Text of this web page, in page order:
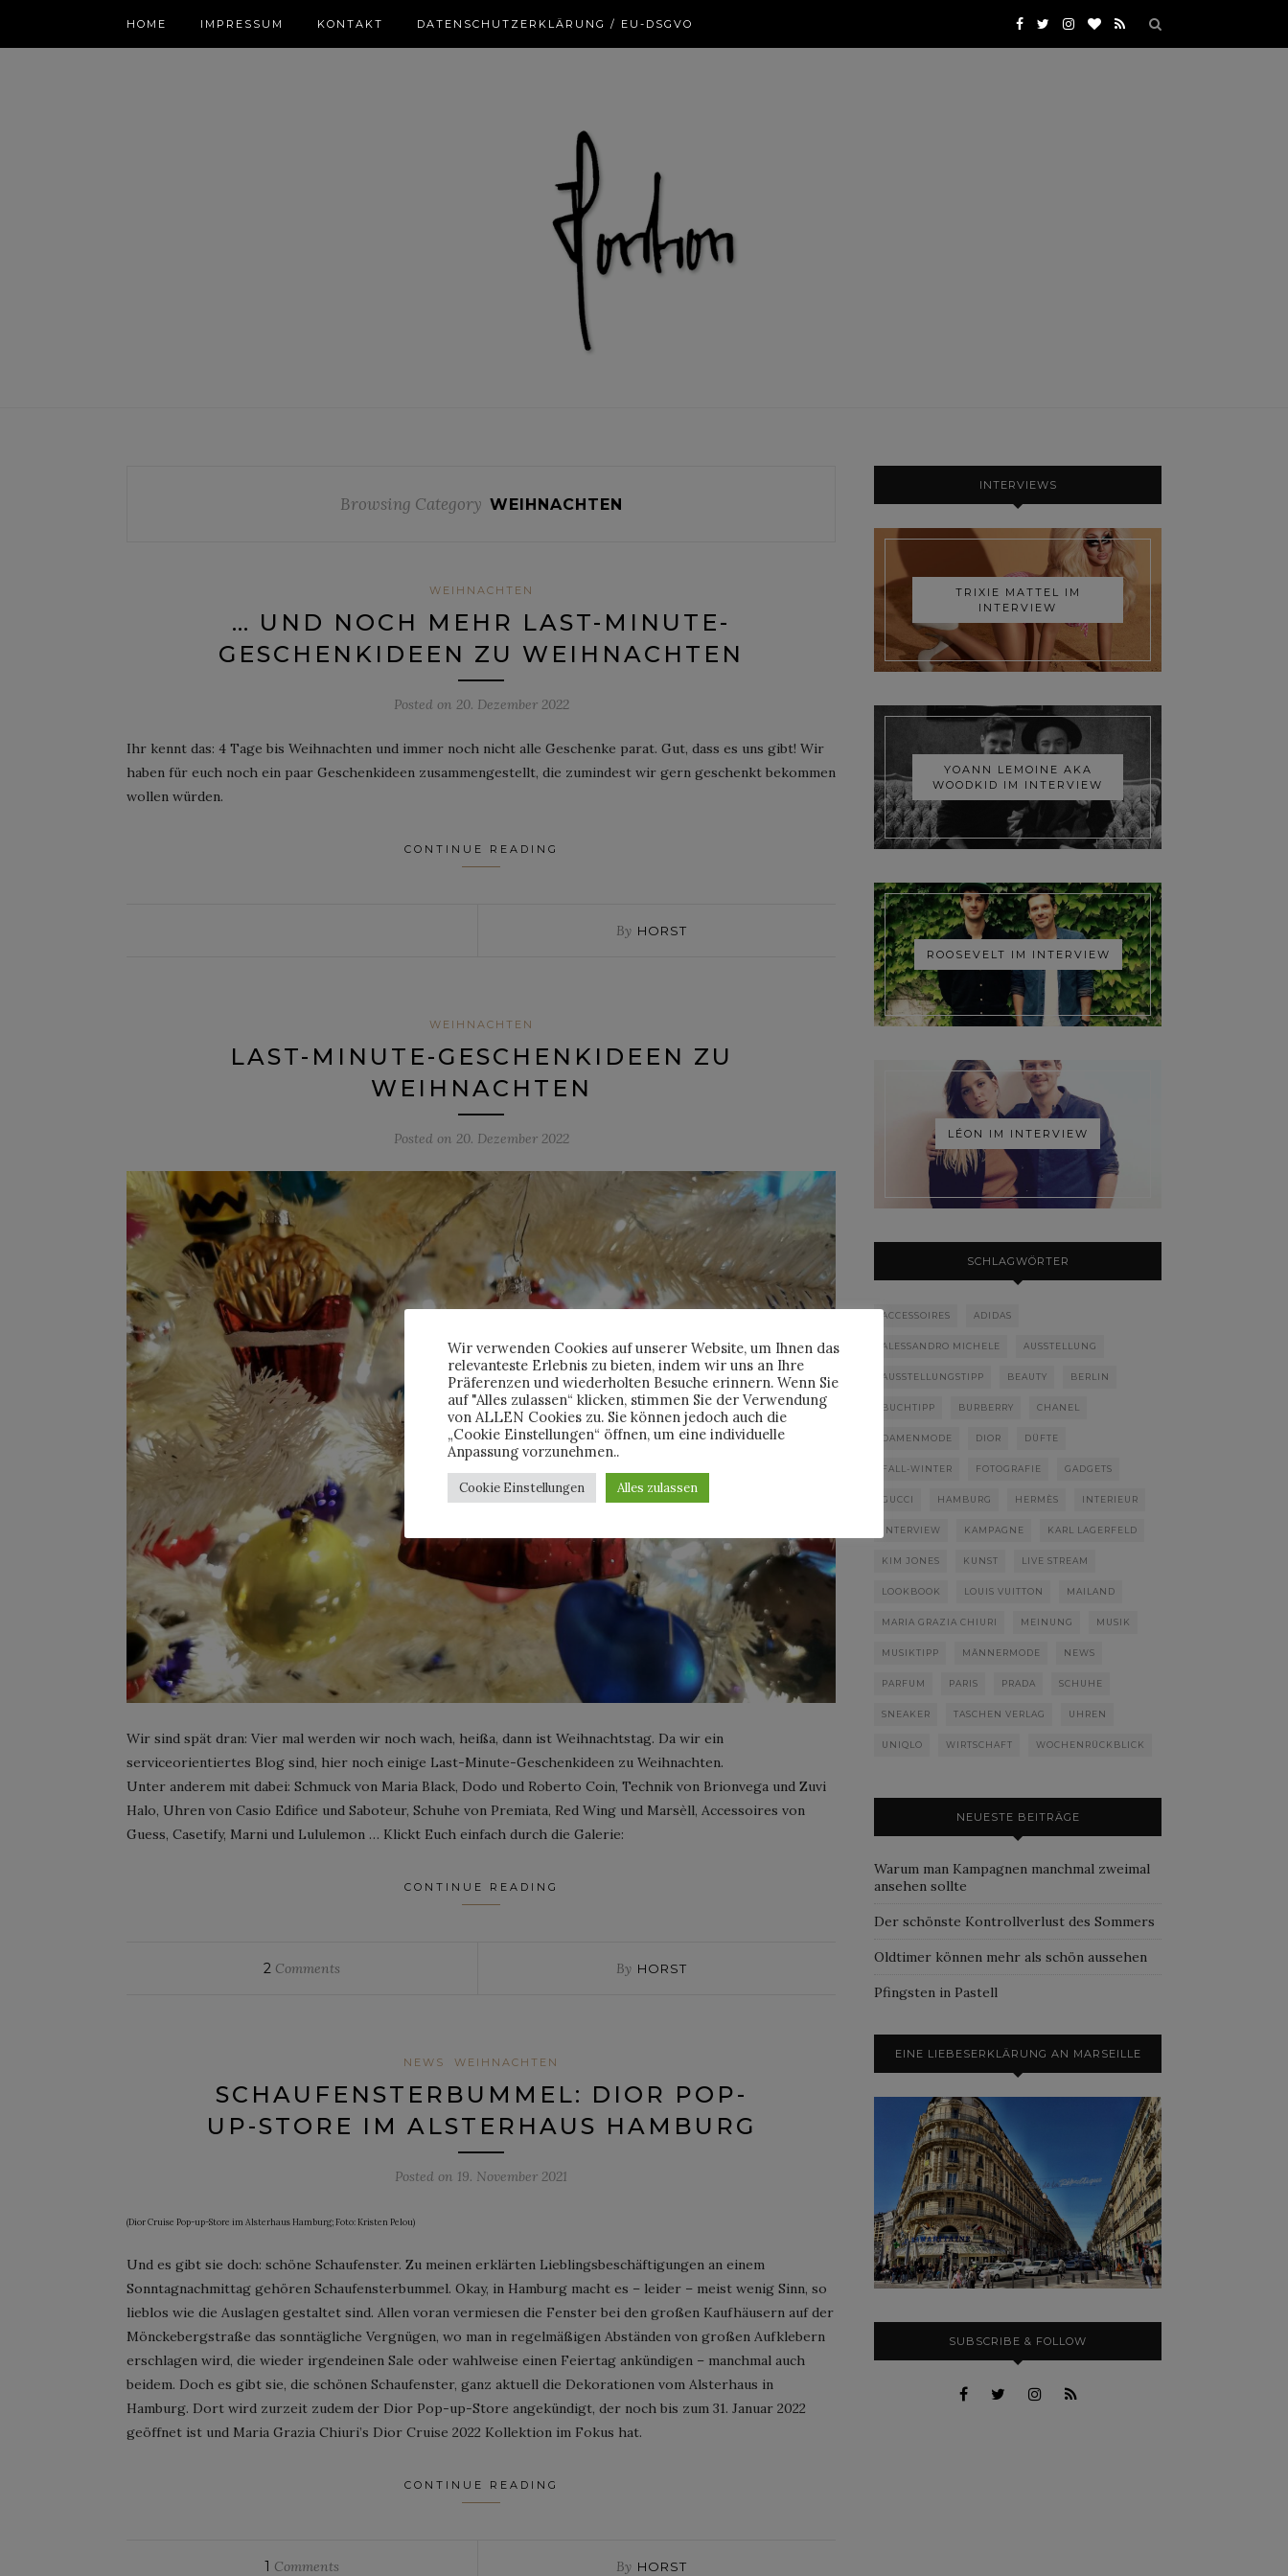
HOME IMPRESSUM KONTAKT DATENSCHUTZERKLÄRUNG / EU-DSGVO
Browsing Category WEIHNACHTEN
WEIHNACHTEN
… UND NOCH MEHR LAST-MINUTE-
GESCHENKIDEEN ZU WEIHNACHTEN
Posted on 20. Dezember 2022
Ihr kennt das: 4 Tage bis Weihnachten und immer noch nicht alle Geschenke parat. Gut, dass es uns gibt! Wir
haben für euch noch ein paar Geschenkideen zusammengestellt, die zumindest wir gern geschenkt bekommen
wollen würden.
CONTINUE READING
By HORST
WEIHNACHTEN
LAST-MINUTE-GESCHENKIDEEN ZU
WEIHNACHTEN
Posted on 20. Dezember 2022
Wir sind spät dran: Vier mal werden wir noch wach, heißa, dann ist Weihnachtstag. Da wir ein
serviceorientiertes Blog sind, hier noch einige Last-Minute-Geschenkideen zu Weihnachten.
Unter anderem mit dabei: Schmuck von Maria Black, Dodo und Roberto Coin, Technik von Brionvega und Zuvi
Halo, Uhren von Casio Edifice und Saboteur, Schuhe von Premiata, Red Wing und Marsèll, Accessoires von
Guess, Casetify, Marni und Lululemon … Klickt Euch einfach durch die Galerie:
CONTINUE READING
2 Comments By HORST
NEWS WEIHNACHTEN
SCHAUFENSTERBUMMEL: DIOR POP-
UP-STORE IM ALSTERHAUS HAMBURG
Posted on 19. November 2021
(Dior Cruise Pop-up-Store im Alsterhaus Hamburg; Foto: Kristen Pelou)
Und es gibt sie doch: schöne Schaufenster. Zu meinen erklärten Lieblingsbeschäftigungen an einem
Sonntagnachmittag gehören Schaufensterbummel. Okay, in Hamburg macht es – leider – meist wenig Sinn, so
lieblos wie die Auslagen gestaltet sind. Allen voran vermiesen die Fenster bei den großen Kaufhäusern auf der
Mönckebergstraße das sonntägliche Vergnügen, wo man in regelmäßigen Abständen von großen Aufklebern
erschlagen wird, die wieder irgendeinen Sale oder wahlweise einen Feiertag ankündigen – manchmal auch
beidem. Doch es gibt sie, die schönen Schaufenster, ganz aktuell die Dekorationen vom Alsterhaus in
Hamburg. Dort wird zurzeit zudem der Dior Pop-up-Store angekündigt, der noch bis zum 31. Januar 2022
geöffnet ist und Maria Grazia Chiuri’s Dior Cruise 2022 Kollektion im Fokus hat.
CONTINUE READING
1 Comments By HORST
INTERVIEWS
TRIXIE MATTEL IM
INTERVIEW
YOANN LEMOINE AKA
WOODKID IM INTERVIEW
ROOSEVELT IM INTERVIEW
LÉON IM INTERVIEW
SCHLAGWÖRTER
ACCESSOIRES ADIDAS
ALESSANDRO MICHELE AUSSTELLUNG
AUSSTELLUNGSTIPP BEAUTY BERLIN
BUCHTIPP BURBERRY CHANEL
DAMENMODE DIOR DÜFTE
FALL-WINTER FOTOGRAFIE GADGETS
GUCCI HAMBURG HERMÈS INTERIEUR
INTERVIEW KAMPAGNE KARL LAGERFELD
KIM JONES KUNST LIVE STREAM
LOOKBOOK LOUIS VUITTON MAILAND
MARIA GRAZIA CHIURI MEINUNG MUSIK
MUSIKTIPP MÄNNERMODE NEWS
PARFUM PARIS PRADA SCHUHE
SNEAKER TASCHEN VERLAG UHREN
UNIQLO WIRTSCHAFT WOCHENRÜCKBLICK
NEUESTE BEITRÄGE
Warum man Kampagnen manchmal zweimal
ansehen sollte
Der schönste Kontrollverlust des Sommers
Oldtimer können mehr als schön aussehen
Pfingsten in Pastell
EINE LIEBESERKLÄRUNG AN MARSEILLE
SUBSCRIBE & FOLLOW
Wir verwenden Cookies auf unserer Website, um Ihnen das
relevanteste Erlebnis zu bieten, indem wir uns an Ihre
Präferenzen und wiederholten Besuche erinnern. Wenn Sie
auf "Alles zulassen“ klicken, stimmen Sie der Verwendung
von ALLEN Cookies zu. Sie können jedoch auch die
„Cookie Einstellungen“ öffnen, um eine individuelle
Anpassung vorzunehmen..
Cookie Einstellungen Alles zulassen